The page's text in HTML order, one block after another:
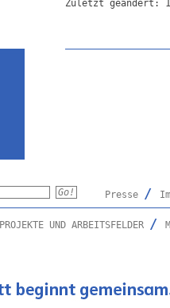
Presse
PROJEKTE UND ARBEITSFELDER
Zuletzt geändert: